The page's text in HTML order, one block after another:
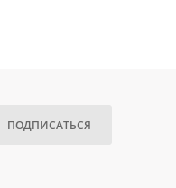
ПОДПИСАТЬСЯ